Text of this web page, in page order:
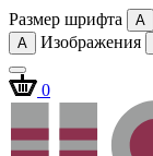
Размер шрифта A
A
Изображения
0